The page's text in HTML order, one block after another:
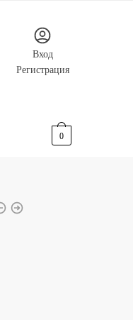
Вход
Регистрация
0